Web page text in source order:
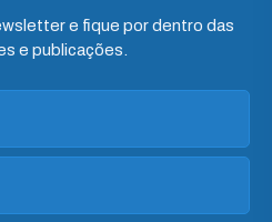
e fique por dentro das
e publicações.